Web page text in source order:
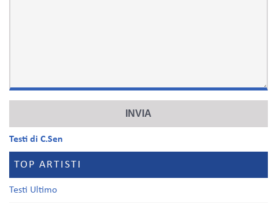
Testi di C.Sen
TOP ARTISTI
Testi Ultimo